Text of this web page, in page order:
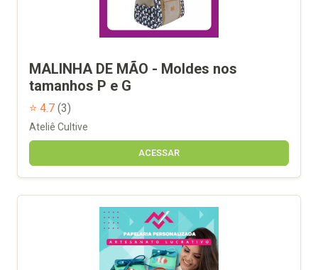
MALINHA DE MÃO - Moldes nos
tamanhos P e G
⭐ 4.7 (3)
Ateliê Cultive
ACESSAR